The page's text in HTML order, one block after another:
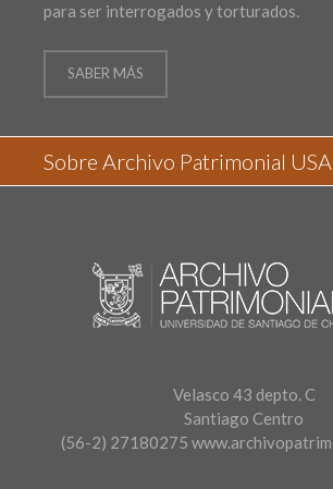
para ser interrogados y torturados.
SABER MÁS
Sobre Archivo Patrimonial
Velasco 43 depto. C
Santiago Centro
(56-2) 27180275